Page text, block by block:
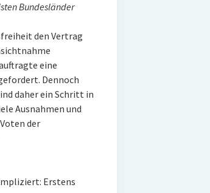
Bundesländer
den Vertrag
eine
Dennoch
daher ein Schritt in
Ausnahmen und
der
Erstens